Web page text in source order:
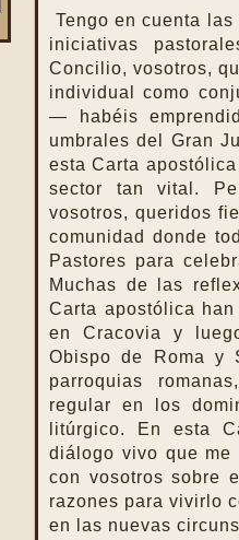
Tengo en cuenta
iniciativas
Concilio, vosotros,
individual como
— habéis
umbrales del Gran
esta Carta
sector tan vital.
vosotros, queridos
comunidad donde
Pastores para
Muchas de las
Carta apostólica
en Cracovia y
Obispo de Roma y
parroquias
regular en los
litúrgico. En esta
diálogo vivo que
con vosotros sobre
razones para vivirlo
en las nuevas